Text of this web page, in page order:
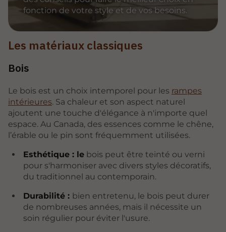
fonction de votre style et de vos besoins.
Les matériaux classiques
Bois
Le bois est un choix intemporel pour les rampes
intérieures. Sa chaleur et son aspect naturel
ajoutent une touche d'élégance à n'importe quel
espace. Au Canada, des essences comme le chêne,
l’érable ou le pin sont fréquemment utilisées.
Esthétique : lebois peut être teinté ou verni
pour s'harmoniser avec divers styles décoratifs,
du traditionnel au contemporain.
Durabilité : bien entretenu, le bois peut durer
de nombreuses années, mais il nécessite un
soin régulier pour éviter l'usure.